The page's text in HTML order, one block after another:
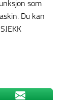
som
Du kan